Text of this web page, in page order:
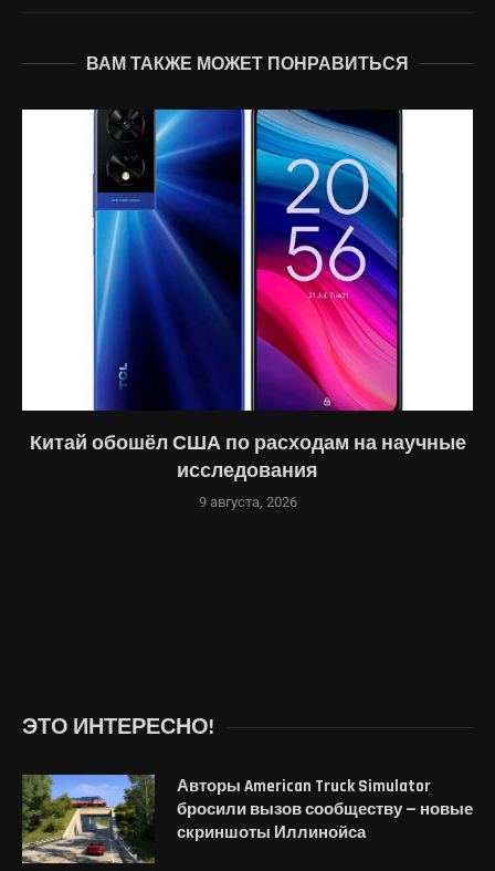
ВАМ ТАКЖЕ МОЖЕТ ПОНРАВИТЬСЯ
Китай обошёл США по расходам на научные
исследования
9 августа, 2026
ЭТО ИНТЕРЕСНО!
Авторы American Truck Simulator
бросили вызов сообществу — новые
скриншоты Иллинойса